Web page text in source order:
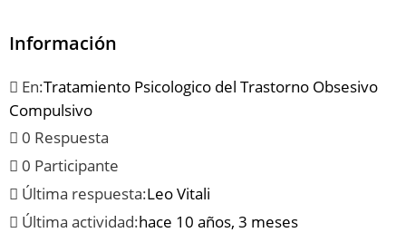
Información
En:Tratamiento Psicologico del Trastorno Obsesivo
Compulsivo
0 Respuesta
0 Participante
Última respuesta:Leo Vitali
Última actividad:hace 10 años, 3 meses